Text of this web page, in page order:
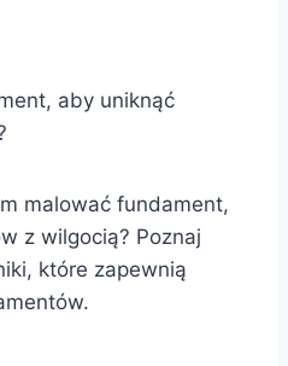
aby uniknąć
malować fundament,
z wilgocią? Poznaj
które zapewnią